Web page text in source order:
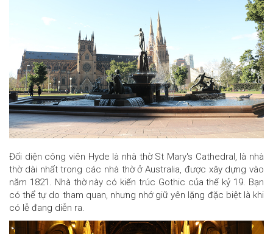
Đối diện công viên Hyde là nhà thờ St Mary's Cathedral, là nhà
thờ dài nhất trong các nhà thờ ở Australia, được xây dựng vào
năm 1821. Nhà thờ này có kiến trúc Gothic của thế kỷ 19. Bạn
có thể tự do tham quan, nhưng nhớ giữ yên lặng đặc biệt là khi
có lễ đang diễn ra.